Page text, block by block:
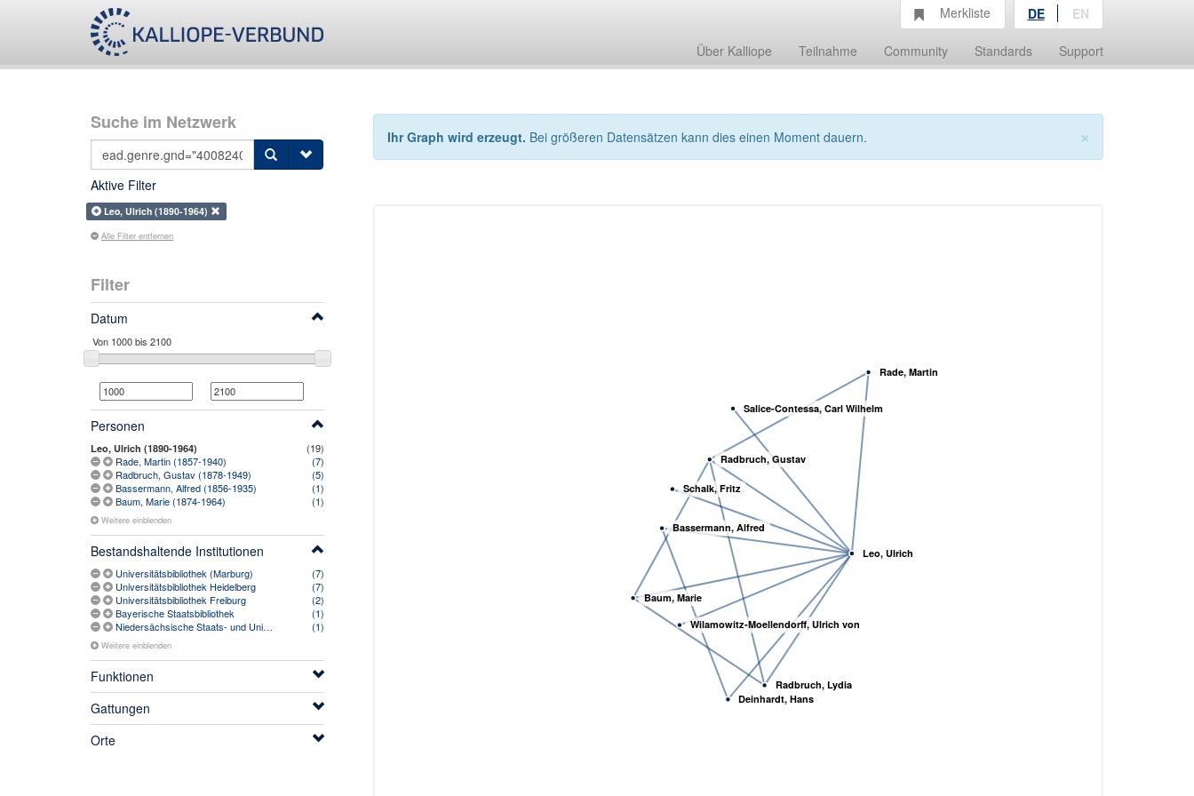
Über Kalliope Teilnahme Community Standards Support
Merkliste DE EN
Suche im Netzwerk
Aktive Filter
Leo, Ulrich (1890-1964)
Alle Filter entfernen
Filter
Datum
Personen
Leo, Ulrich (1890-1964)
(19)
Rade, Martin (1857-1940)
(7)
Radbruch, Gustav (1878-1949)
(5)
Bassermann, Alfred (1856-1935)
(1)
Baum, Marie (1874-1964)
(1)
Weitere einblenden
Bestandshaltende Institutionen
Universitätsbibliothek (Marburg)
(7)
Universitätsbibliothek Heidelberg
(7)
Universitätsbibliothek Freiburg
(2)
Bayerische Staatsbibliothek
(1)
Niedersächsische Staats- und Universitätsbibliothek Göttingen
(1)
Weitere einblenden
Funktionen
Gattungen
Orte
×
Ihr Graph wird erzeugt. Bei größeren Datensätzen kann dies einen Moment dauern.
Deinhardt, Hans
Radbruch, Gustav
Bassermann, Alfred
Schalk, Fritz
Leo, Ulrich
Wilamowitz-Moellendorff, Ulrich von
Rade, Martin
Salice-Contessa, Carl Wilhelm
Baum, Marie
Radbruch, Lydia